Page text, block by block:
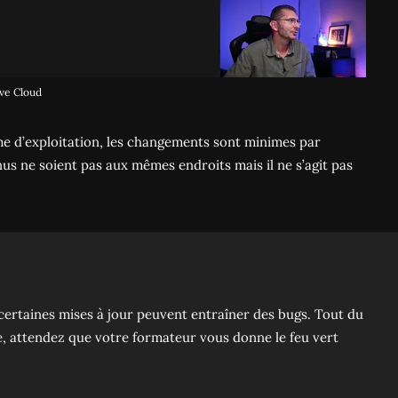
Cloud
d’exploitation, les changements sont minimes par
soient pas aux mêmes endroits mais il ne s’agit pas
mises à jour peuvent entraîner des bugs. Tout du
attendez que votre formateur vous donne le feu vert